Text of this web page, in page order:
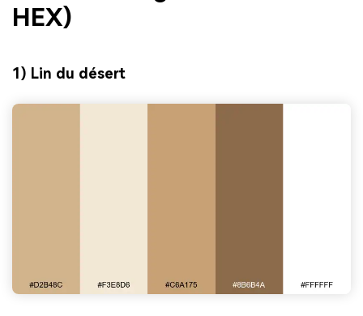
HEX)
1) Lin du désert